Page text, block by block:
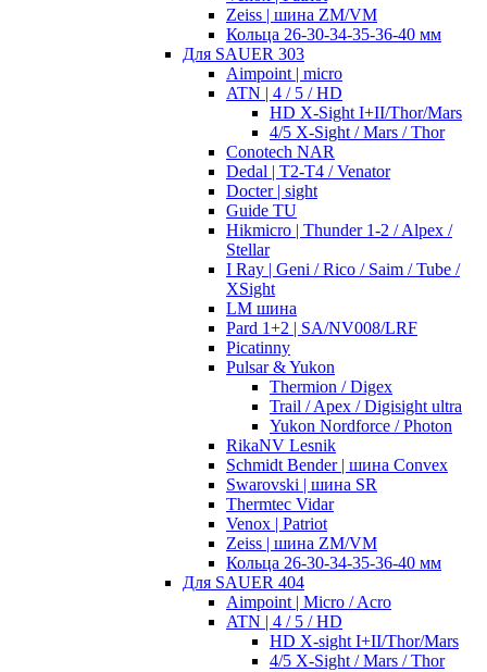
Zeiss | шина ZM/VM
Кольца 26-30-34-35-36-40 мм
Для SAUER 303
Aimpoint | micro
ATN | 4 / 5 / HD
HD X-Sight I+II/Thor/Mars
4/5 X-Sight / Mars / Thor
Conotech NAR
Dedal | T2-T4 / Venator
Docter | sight
Guide TU
Hikmicro | Thunder 1-2 / Alpex /
Stellar
I Ray | Geni / Rico / Saim / Tube /
XSight
LM шина
Pard 1+2 | SA/NV008/LRF
Picatinny
Pulsar & Yukon
Thermion / Digex
Trail / Apex / Digisight ultra
Yukon Nordforce / Photon
RikaNV Lesnik
Schmidt Bender | шина Convex
Swarovski | шина SR
Thermtec Vidar
Venox | Patriot
Zeiss | шина ZM/VM
Кольца 26-30-34-35-36-40 мм
Для SAUER 404
Aimpoint | Micro / Acro
ATN | 4 / 5 / HD
HD X-sight I+II/Thor/Mars
4/5 X-Sight / Mars / Thor